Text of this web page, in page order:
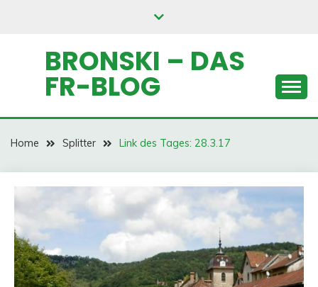
BRONSKI – DAS
FR-BLOG
Home Splitter Link des Tages: 28.3.17